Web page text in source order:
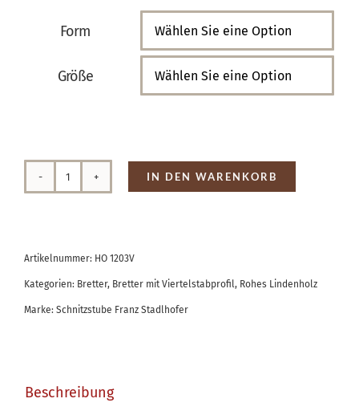
Form
Größe
Brett
Menge
IN DEN WARENKORB
Artikelnummer: HO 1203V
Kategorien: Bretter, Bretter mit Viertelstabprofil, Rohes Lindenholz
Marke: Schnitzstube Franz Stadlhofer
Beschreibung